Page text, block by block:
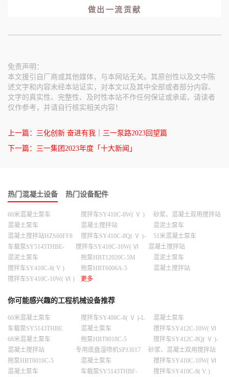
做出一流贡献
免责声明：
本文援引自厂商或其他媒体，与本网站无关。其原创性以及文中陈
述文字和内容未经本站证实，对本文以及其中全部或者部分内容、
文字的真实性、完整性、及时性本站不作任何保证或承诺，请读者
仅作参考，并请自行核实相关内容！
上一篇： 三化创新 奋进有我｜三一泵路2023回望篇
下一篇： 三一集团2023年度「十大新闻」
热门混凝土设备 热门设备配件
60米混凝土泵车 搅拌车SY410C-8W( Ⅴ )
砂浆、混凝土双用搅拌站
SZS2000LX
混凝土泵车
混凝土搅拌站
HLS180H8H8
混泥土泵车
混凝土搅拌站HZS60FF8
搅拌车SY410C-8Q( Ⅴ )-
L
51米混凝土泵车
车载泵SY5145THBE-
10023C-10S
搅拌车SY410C-10W( Ⅵ
)LNG
混凝土搅拌站
HZS240C8HC8H
混泥土泵车 拖泵HBT12020C-5M
混泥土泵车
搅拌车SY410C-8( V )
拖泵HBT6006A-5
混凝土搅拌站
搅拌车SY410C-10W( Ⅵ ) 更多
你可能感兴趣的工程机械设备推荐
60米混凝土泵车 搅拌车SY408C-8( Ⅴ )-L
混凝土泵车
车载泵SY5143THBE
-11025-10GS
混凝土泵车
搅拌车SY412C-10W( Ⅵ
)-D
68米混凝土泵车 拖泵HBT8018C-5
搅拌车SY412C-8Q( Ⅴ )-
D
混凝土搅拌站
HLS240H8H8
专用底盘湿喷机SPJ3017
砂浆、混凝土双用搅拌站
SZS2000LX
拖泵HBT6016C-5 混凝土泵车
搅拌车SY410C-10W( Ⅵ
)-G
混凝土泵车
车载泵SY5143THBF-
搅拌车SY410C-8( V )